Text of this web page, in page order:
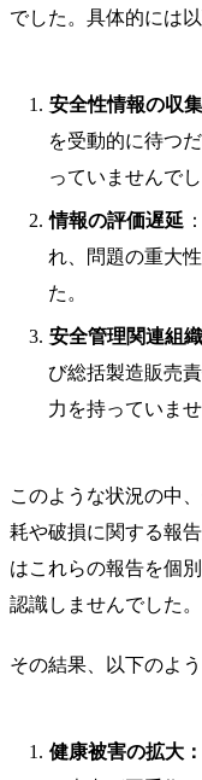
でした。具体的には
安全性情報の収
を受動的に待つ
っていませんでし
情報の評価遅延
れ、問題の重大
た。
安全管理関連組
び総括製造販売
力を持っていませ
このような状況の中
耗や破損に関する報
はこれらの報告を個
認識しませんでした。
その結果、以下のよ
健康被害の拡大：